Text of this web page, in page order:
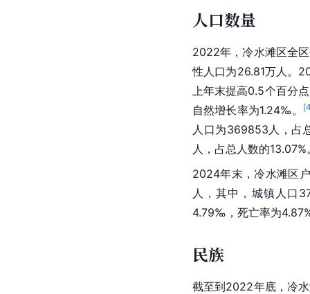
人口数量
2022年，冷水滩区全
性人口为26.81万人。
上年末提高0.5个百分
自然增长率为1.24‰。
[
人口为369853人，占
人，占总人数的13.07%
2024年末，冷水滩区
人，其中，城镇人口
4.79‰，死亡率为
民族
截至到2022年底，冷